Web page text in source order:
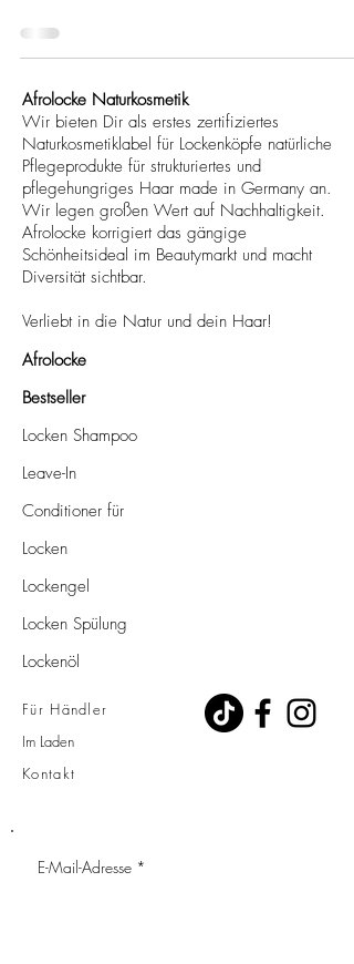
Afrolocke Naturkosmetik
Wir bieten Dir als erstes zertifiziertes
Naturkosmetiklabel für Lockenköpfe natürliche
Pflegeprodukte für strukturiertes und
pflegehungriges Haar made in Germany an.
Wir legen großen Wert auf Nachhaltigkeit.
Afrolocke korrigiert das gängige
Schönheitsideal im Beautymarkt und macht
Diversität sichtbar.
Verliebt in die Natur und dein Haar!
Afrolocke
Bestseller
Locken Shampoo
Leave-In
Conditioner für
Locken
Lockengel
Locken Spülung
Lockenöl
Für Händler
Im Laden
Kontakt
E-Mail-Adresse *